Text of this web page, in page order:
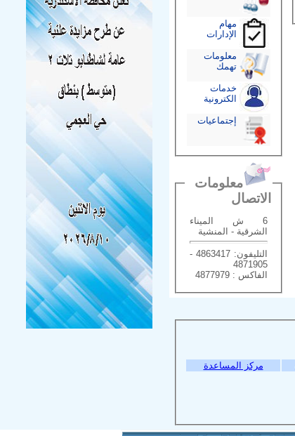
مهام
الإدارات
معلومات
تهمك
خدمات
الكترونية
إجتماعيات
معلومات
الاتصال
6 ش الميناء
الشرقية - المنشية
التليفون: 4863417 -
4871905
الفاكس : 4877979
مركز المساعدة